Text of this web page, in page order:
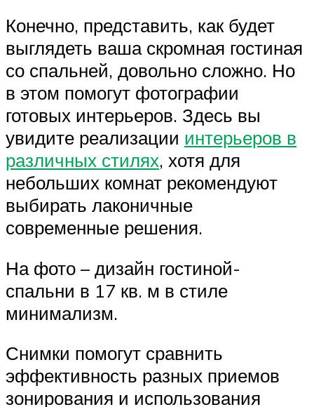
Конечно, представить, как будет
выглядеть ваша скромная гостиная
со спальней, довольно сложно. Но
в этом помогут фотографии
готовых интерьеров. Здесь вы
увидите реализации интерьеров в
различных стилях, хотя для
небольших комнат рекомендуют
выбирать лаконичные
современные решения.
На фото – дизайн гостиной-
спальни в 17 кв. м в стиле
минимализм.
Снимки помогут сравнить
эффективность разных приемов
зонирования и использования